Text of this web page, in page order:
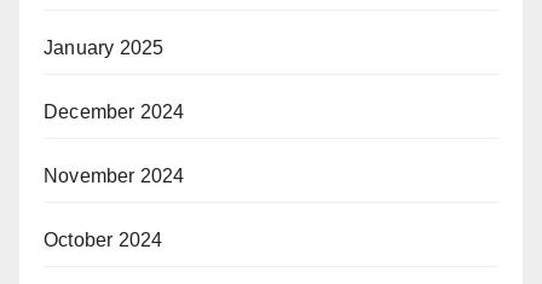
January 2025
December 2024
November 2024
October 2024